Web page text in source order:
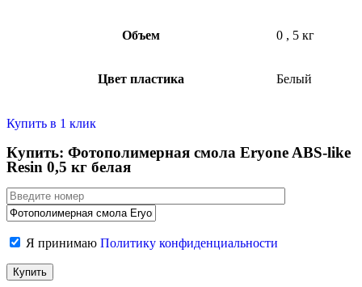
Объем 0 , 5 кг
Цвет пластика Белый
Купить в 1 клик
Купить: Фотополимерная смола Eryone ABS-like
Resin 0,5 кг белая
Я принимаю Политику конфиденциальности